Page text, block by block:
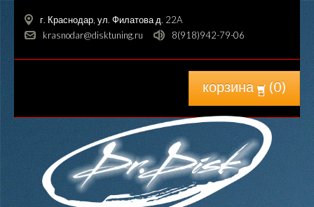
г. Краснодар, ул. Филатова д. 22A
krasnodar@disktuning.ru
8(918)942-79-06
корзина (0)